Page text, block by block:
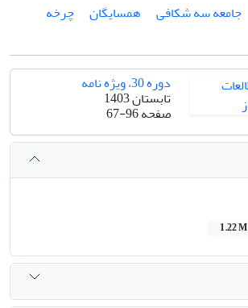
جامعه سه شکافی همسایگان
چرخه
دوره 30، ویژه نامه
تابستان 1403
صفحه67-96
1.22 M